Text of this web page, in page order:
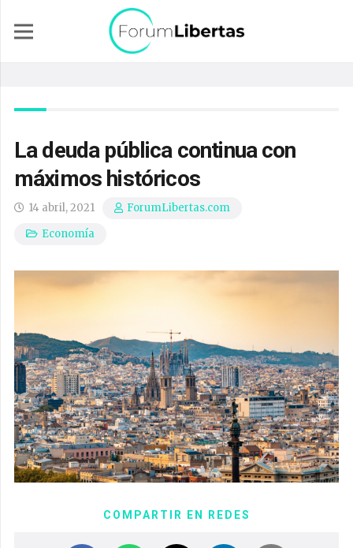
La deuda pública continua con
máximos históricos
14 abril, 2021
ForumLibertas.com
Economía
COMPARTIR EN REDES